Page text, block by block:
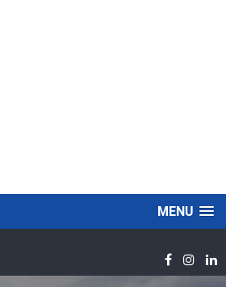
MENU